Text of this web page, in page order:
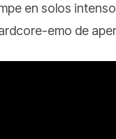
en solos
emo de